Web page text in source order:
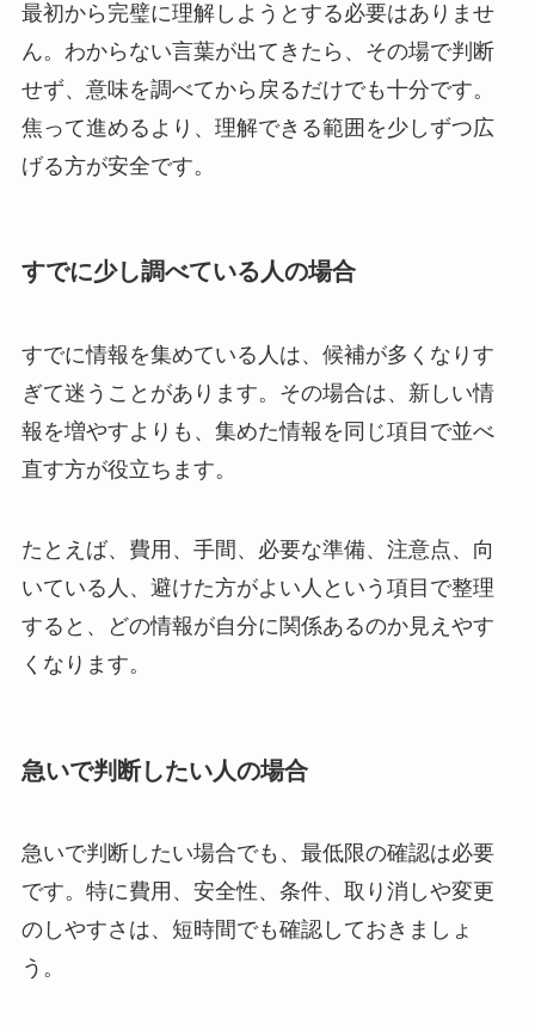
最初から完璧に理解しようとする必要はありませ
ん。わからない言葉が出てきたら、その場で判断
せず、意味を調べてから戻るだけでも十分です。
焦って進めるより、理解できる範囲を少しずつ広
げる方が安全です。
すでに少し調べている人の場合
すでに情報を集めている人は、候補が多くなりす
ぎて迷うことがあります。その場合は、新しい情
報を増やすよりも、集めた情報を同じ項目で並べ
直す方が役立ちます。
たとえば、費用、手間、必要な準備、注意点、向
いている人、避けた方がよい人という項目で整理
すると、どの情報が自分に関係あるのか見えやす
くなります。
急いで判断したい人の場合
急いで判断したい場合でも、最低限の確認は必要
です。特に費用、安全性、条件、取り消しや変更
のしやすさは、短時間でも確認しておきましょ
う。